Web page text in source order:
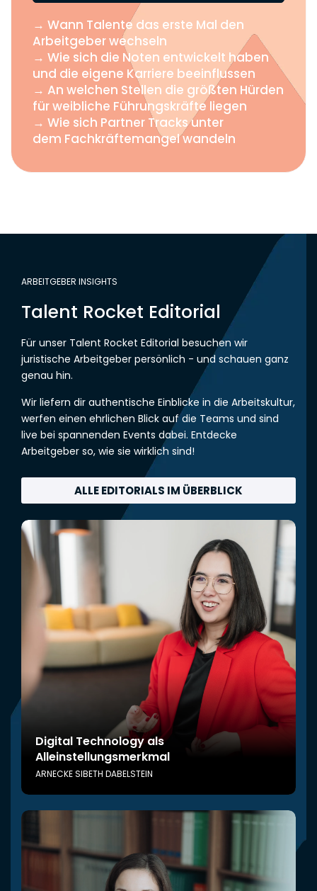
→ Wann Talente das erste Mal den
Arbeitgeber wechseln
→ Wie sich die Noten entwickelt haben
und die eigene Karriere beeinflussen
→ An welchen Stellen die größten Hürden
für weibliche Führungskräfte liegen
→ Wie sich Partner Tracks unter
dem Fachkräftemangel wandeln
ARBEITGEBER INSIGHTS
Talent Rocket Editorial
Für unser Talent Rocket Editorial besuchen wir
juristische Arbeitgeber persönlich - und schauen ganz
genau hin.
Wir liefern dir authentische Einblicke in die Arbeitskultur,
werfen einen ehrlichen Blick auf die Teams und sind
live bei spannenden Events dabei. Entdecke
Arbeitgeber so, wie sie wirklich sind!
ALLE EDITORIALS IM ÜBERBLICK
Digital Technology als
Alleinstellungsmerkmal
ARNECKE SIBETH DABELSTEIN